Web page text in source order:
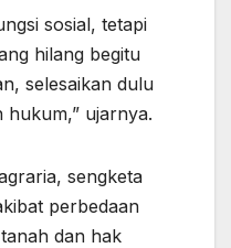
sosial, tetapi
hilang begitu
selesaikan dulu
hukum,” ujarnya.
sengketa
perbedaan
dan hak